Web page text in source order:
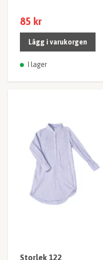
85 kr
Lägg i varukorgen
I lager
Storlek 122